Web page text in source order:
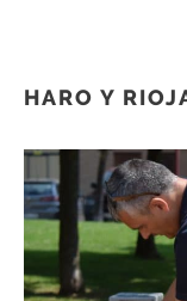
HARO Y